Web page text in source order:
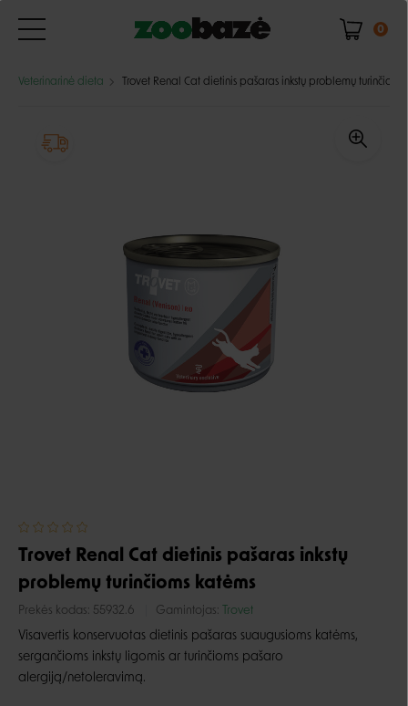
0
Veterinarinė dieta Trovet Renal Cat dietinis pašaras inkstų problemų turinčioms
Trovet Renal Cat dietinis pašaras inkstų
problemų turinčioms katėms
Prekės kodas: 55932.6 Gamintojas: Trovet
Visavertis konservuotas dietinis pašaras suaugusioms katėms,
sergančioms inkstų ligomis ar turinčioms pašaro
alergiją/netoleravimą.